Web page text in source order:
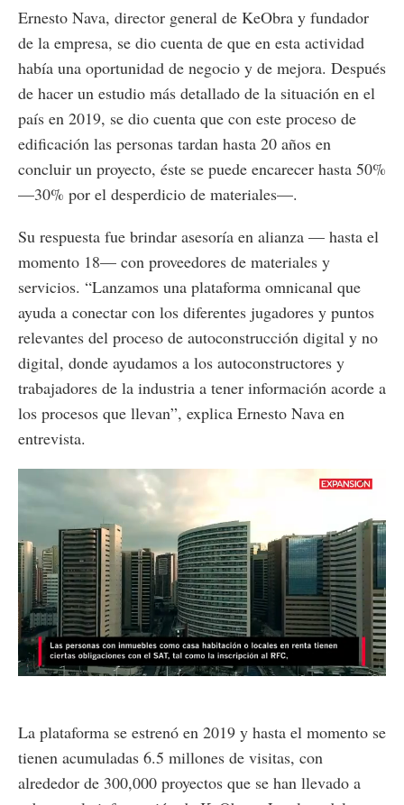
Ernesto Nava, director general de KeObra y fundador
de la empresa, se dio cuenta de que en esta actividad
había una oportunidad de negocio y de mejora. Después
de hacer un estudio más detallado de la situación en el
país en 2019, se dio cuenta que con este proceso de
edificación las personas tardan hasta 20 años en
concluir un proyecto, éste se puede encarecer hasta 50%
—30% por el desperdicio de materiales—.
Su respuesta fue brindar asesoría en alianza — hasta el
momento 18— con proveedores de materiales y
servicios. “Lanzamos una plataforma omnicanal que
ayuda a conectar con los diferentes jugadores y puntos
relevantes del proceso de autoconstrucción digital y no
digital, donde ayudamos a los autoconstructores y
trabajadores de la industria a tener información acorde a
los procesos que llevan”, explica Ernesto Nava en
entrevista.
Unmute Loaded:
36.97%
La plataforma se estrenó en 2019 y hasta el momento se
tienen acumuladas 6.5 millones de visitas, con
alrededor de 300,000 proyectos que se han llevado a